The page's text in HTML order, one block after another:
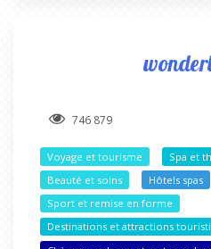
746 879
Voyage et tourisme
Spa et
Beauté et soins
Hôtels spas
Sport et remise en forme
Destinations et attractions